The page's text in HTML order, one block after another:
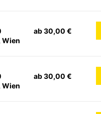
Wien
ab 30,00 €
Wien
ab 30,00 €